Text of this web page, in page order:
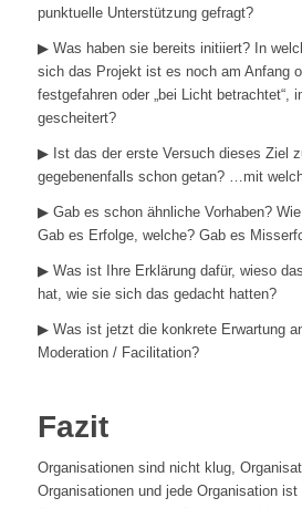
punktuelle Unterstützung gefragt?
▶︎ Was haben sie bereits initiiert? In
sich das Projekt ist es noch am Anfang
festgefahren oder „bei Licht betrachtet“,
gescheitert?
▶︎ Ist das der erste Versuch dieses Ziel
gegebenenfalls schon getan? …mit
▶︎ Gab es schon ähnliche Vorhaben?
Gab es Erfolge, welche? Gab es
▶︎ Was ist Ihre Erklärung dafür, wieso
hat, wie sie sich das gedacht hatten?
▶︎ Was ist jetzt die konkrete Erwartung
Moderation / Facilitation?
Fazit
Organisationen sind nicht klug,
Organisationen und jede Organisation